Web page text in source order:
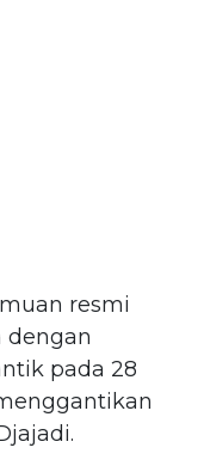
resmi
dengan
pada 28